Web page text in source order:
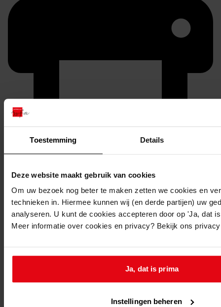
Toestemming Details
Deze website maakt gebruik van cookies
Om uw bezoek nog beter te maken zetten we cookies en
technieken in. Hiermee kunnen wij (en derde partijen) uw
analyseren. U kunt de cookies accepteren door op 'Ja, dat
Meer informatie over cookies en privacy? Bekijk ons
Ja, dat is prima
Instellingen beheren
duurzaam webadres
Inventaris
501-600
577Oprichten van een woning, 2008
Datering:
Beschrijving: